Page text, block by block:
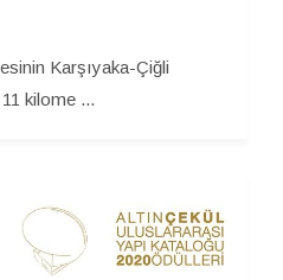
Karşıyaka-Çiğli
kilome ...